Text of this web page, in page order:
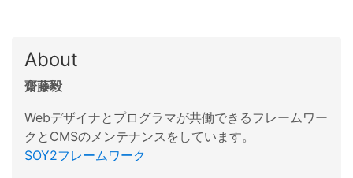
About
齋藤毅
Webデザイナとプログラマが共働できるフレームワー
クとCMSのメンテナンスをしています。
SOY2フレームワーク